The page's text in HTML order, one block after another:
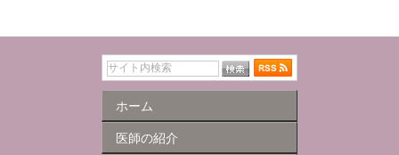
ホーム
医師の紹介